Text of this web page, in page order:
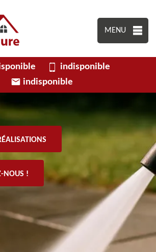
MENU
indisponible
indisponible
NOUS !